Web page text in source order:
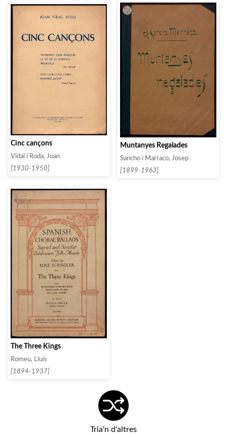
Cinc cançons
Vidal i Roda, Joan
[1930-1950]
Muntanyes Regalades
Sancho i Marraco, Josep
[1899-1963]
The Three Kings
Romeu, Lluís
[1894-1937]
Tria'n d'altres